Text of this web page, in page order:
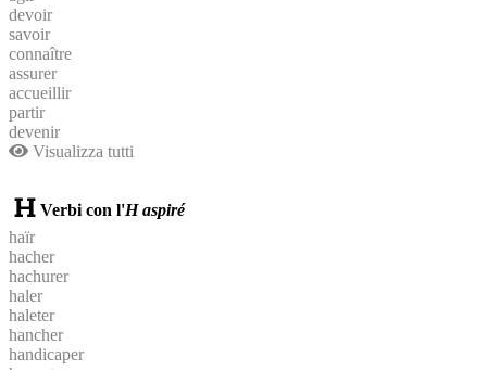
devoir
savoir
connaître
assurer
accueillir
partir
devenir
Visualizza tutti
Verbi con l'H aspiré
haïr
hacher
hachurer
haler
haleter
hancher
handicaper